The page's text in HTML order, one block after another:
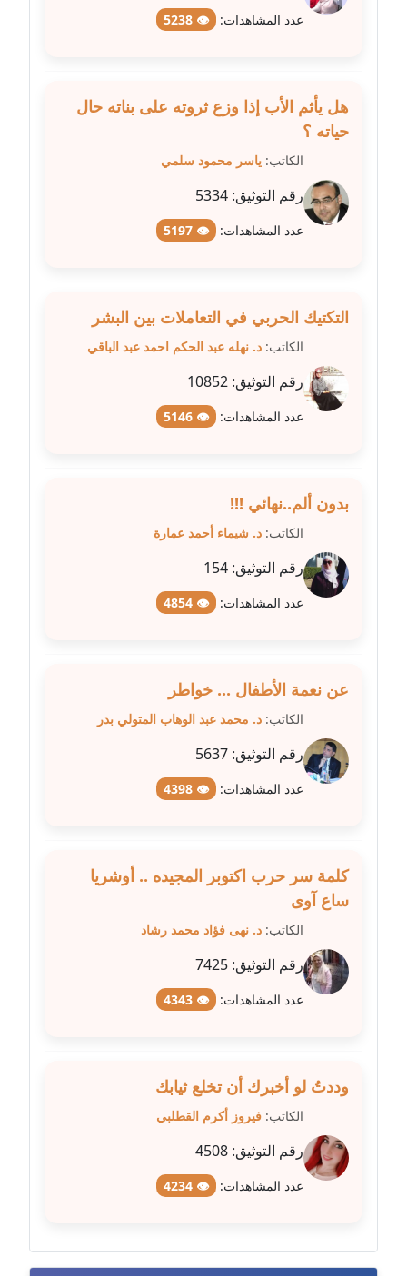
مدونة عزة الأمير
مدونة عزة بركة
عاملة
مدونة عفاف حسين
عاملة
مدونة علا ابو السعادات
عاملة
مدونة علاء سرحان
مدونة علي الصادق
عاملة
عاملة
مدونة عماد مصباح
عاملة
مدونة عمرو عاطف
عاملة
مدونة غادة سيد
مدونة غازي جابر
عاملة
مدونة فاطمة الزهراء بناني
موقوف
مدونة فاطمة حجازي
مدونة فيرا زولوتاريفا
عدد المشاهدات: 👁 5238
هل يأثم الأب إذا وزع ثروته على بناته حال
حياته ؟
الكاتب: ياسر محمود سلمي
رقم التوثيق: 5334
عدد المشاهدات: 👁 5197
التكتيك الحربي في التعاملات بين البشر
الكاتب: د. نهله عبد الحكم احمد عبد الباقي
رقم التوثيق: 10852
عدد المشاهدات: 👁 5146
بدون ألم..نهائي !!!
الكاتب: د. شيماء أحمد عمارة
رقم التوثيق: 154
عدد المشاهدات: 👁 4854
عن نعمة الأطفال ... خواطر
الكاتب: د. محمد عبد الوهاب المتولي بدر
رقم التوثيق: 5637
عدد المشاهدات: 👁 4398
كلمة سر حرب اكتوبر المجيده .. أوشريا
ساع آوى
الكاتب: د. نهى فؤاد محمد رشاد
رقم التوثيق: 7425
عدد المشاهدات: 👁 4343
وددتُ لو أخبرك أن تخلع ثيابك
الكاتب: فيروز أكرم القطلبي
رقم التوثيق: 4508
عدد المشاهدات: 👁 4234